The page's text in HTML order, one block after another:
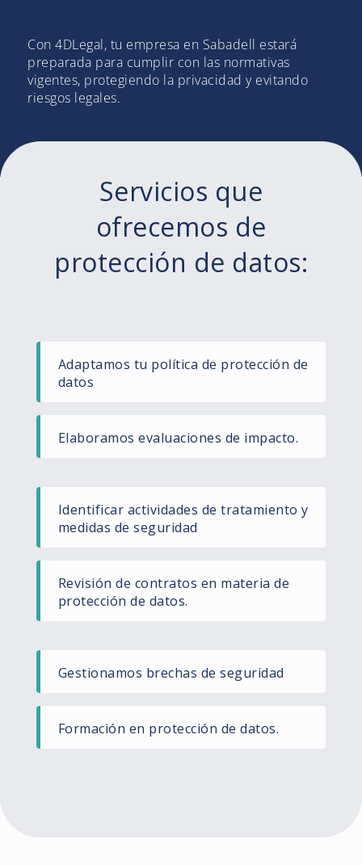
Con 4DLegal, tu empresa en Sabadell estará
preparada para cumplir con las normativas
vigentes, protegiendo la privacidad y evitando
riesgos legales.
Servicios que
ofrecemos de
protección de datos:
Adaptamos tu política de protección de
datos
Elaboramos evaluaciones de impacto.
Identificar actividades de tratamiento y
medidas de seguridad
Revisión de contratos en materia de
protección de datos.
Gestionamos brechas de seguridad
Formación en protección de datos.